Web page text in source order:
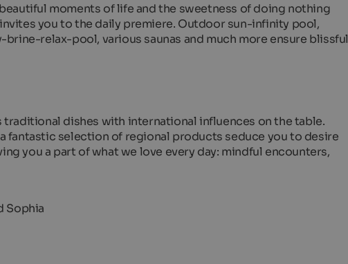
moments of life and the sweetness of doing nothing
you to the daily premiere. Outdoor sun-infinity pool,
relax-pool, various saunas and much more ensure blissful
traditional dishes with international influences on the table.
fantastic selection of regional products seduce you to desire
you a part of what we love every day: mindful encounters,
Sophia